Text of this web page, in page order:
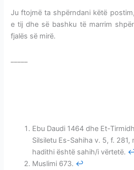
Ju ftojmë ta shpërndani këtë
e tij dhe së bashku të marrim
fjalës së mirë.
Ebu Daudi 1464 dhe Et-
Silsiletu Es-Sahiha v. 5, f.
hadithi është sahih/i vërtetë.
Muslimi 673. ↩